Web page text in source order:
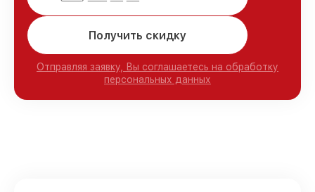
Получить скидку
Отправляя заявку, Вы соглашаетесь на обработку
персональных данных